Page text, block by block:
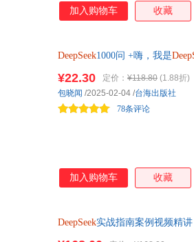
加入购物车 收藏
DeepSeek1000问 +嗨，我是
¥22.30 定价： ¥118.80 (1.88折)
78条评论
包晓闻 /2025-02-04 /台海出版社
加入购物车 收藏
DeepSeek实战指南案例视频精